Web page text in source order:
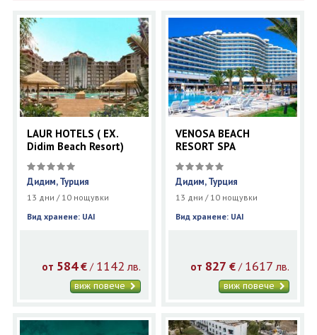
LAUR HOTELS ( EX.
Didim Beach Resort)
Дидим, Турция
13 дни / 10 нощувки
Вид хранене: UAI
от 584 €/ 1142 лв.
виж повече
VENOSA BEACH
RESORT SPA
Дидим, Турция
13 дни / 10 нощувки
Вид хранене: UAI
от 827 € / 1617 лв.
виж повече